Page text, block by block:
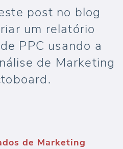
post no blog
um relatório
PPC usando a
de Marketing
de Marketing